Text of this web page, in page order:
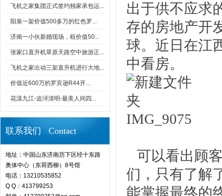
飞机之家集团正式签约独家承包运...
阳泉一架价值500多万的红色罗...
济南一小伙新婚现场，租价值50...
张家口直升机草原天路空中旅游正...
飞机之家出动三架直升机进行大地...
价值近600万的罗宾逊R44开...
花漾九江-追浔清明-最美人间四...
联系我们 Contact
地址：中国山东济南历下区经十东路
奥体中心（东荷西柳）8号馆
电话：13210535852
Q Q：413799253
出于供不应求
存的房地产开
球。近日在江
中看房。
可以看出顾
们，只有了解
能掌握最终的